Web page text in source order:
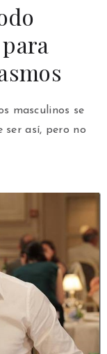
masculinos se
ser así, pero no